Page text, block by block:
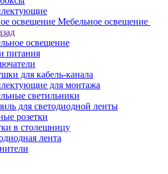
Мебельное освещение
освещение
питания
для кабель-канала
для монтажа
светильники
для светодиодной ленты
розетки
в столешницу
лента